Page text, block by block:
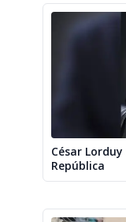
César
República